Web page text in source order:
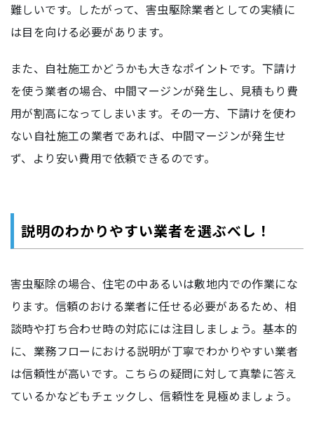
難しいです。したがって、害虫駆除業者としての実績に
は目を向ける必要があります。
また、自社施工かどうかも大きなポイントです。下請け
を使う業者の場合、中間マージンが発生し、見積もり費
用が割高になってしまいます。その一方、下請けを使わ
ない自社施工の業者であれば、中間マージンが発生せ
ず、より安い費用で依頼できるのです。
説明のわかりやすい業者を選ぶべし！
害虫駆除の場合、住宅の中あるいは敷地内での作業にな
ります。信頼のおける業者に任せる必要があるため、相
談時や打ち合わせ時の対応には注目しましょう。基本的
に、業務フローにおける説明が丁寧でわかりやすい業者
は信頼性が高いです。こちらの疑問に対して真摯に答え
ているかなどもチェックし、信頼性を見極めましょう。